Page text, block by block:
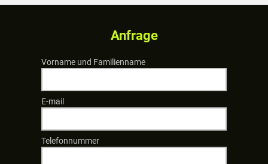
Anfrage
Vorname und Familienname
E-mail
Telefonnummer